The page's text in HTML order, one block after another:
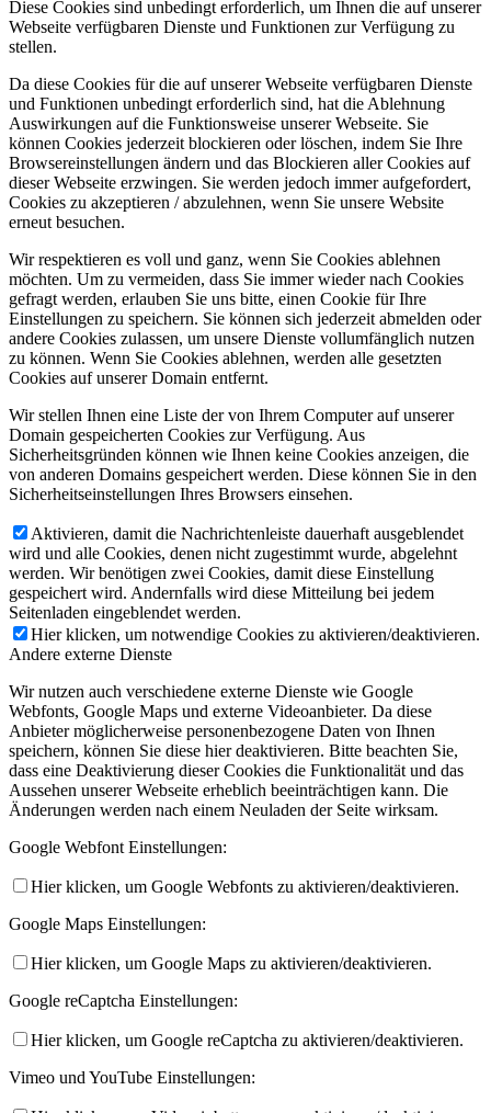
Diese Cookies sind unbedingt erforderlich, um Ihnen die auf unserer
Webseite verfügbaren Dienste und Funktionen zur Verfügung zu
stellen.
Da diese Cookies für die auf unserer Webseite verfügbaren Dienste
und Funktionen unbedingt erforderlich sind, hat die Ablehnung
Auswirkungen auf die Funktionsweise unserer Webseite. Sie
können Cookies jederzeit blockieren oder löschen, indem Sie Ihre
Browsereinstellungen ändern und das Blockieren aller Cookies auf
dieser Webseite erzwingen. Sie werden jedoch immer aufgefordert,
Cookies zu akzeptieren / abzulehnen, wenn Sie unsere Website
erneut besuchen.
Wir respektieren es voll und ganz, wenn Sie Cookies ablehnen
möchten. Um zu vermeiden, dass Sie immer wieder nach Cookies
gefragt werden, erlauben Sie uns bitte, einen Cookie für Ihre
Einstellungen zu speichern. Sie können sich jederzeit abmelden oder
andere Cookies zulassen, um unsere Dienste vollumfänglich nutzen
zu können. Wenn Sie Cookies ablehnen, werden alle gesetzten
Cookies auf unserer Domain entfernt.
Wir stellen Ihnen eine Liste der von Ihrem Computer auf unserer
Domain gespeicherten Cookies zur Verfügung. Aus
Sicherheitsgründen können wie Ihnen keine Cookies anzeigen, die
von anderen Domains gespeichert werden. Diese können Sie in den
Sicherheitseinstellungen Ihres Browsers einsehen.
Aktivieren, damit die Nachrichtenleiste dauerhaft ausgeblendet
wird und alle Cookies, denen nicht zugestimmt wurde, abgelehnt
werden. Wir benötigen zwei Cookies, damit diese Einstellung
gespeichert wird. Andernfalls wird diese Mitteilung bei jedem
Seitenladen eingeblendet werden.
Hier klicken, um notwendige Cookies zu aktivieren/deaktivieren.
Andere externe Dienste
Wir nutzen auch verschiedene externe Dienste wie Google
Webfonts, Google Maps und externe Videoanbieter. Da diese
Anbieter möglicherweise personenbezogene Daten von Ihnen
speichern, können Sie diese hier deaktivieren. Bitte beachten Sie,
dass eine Deaktivierung dieser Cookies die Funktionalität und das
Aussehen unserer Webseite erheblich beeinträchtigen kann. Die
Änderungen werden nach einem Neuladen der Seite wirksam.
Google Webfont Einstellungen:
Hier klicken, um Google Webfonts zu aktivieren/deaktivieren.
Google Maps Einstellungen:
Hier klicken, um Google Maps zu aktivieren/deaktivieren.
Google reCaptcha Einstellungen:
Hier klicken, um Google reCaptcha zu aktivieren/deaktivieren.
Vimeo und YouTube Einstellungen: